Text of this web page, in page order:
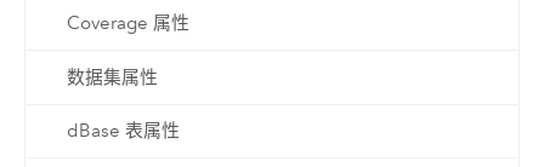
Coverage 属性
数据集属性
dBase 表属性